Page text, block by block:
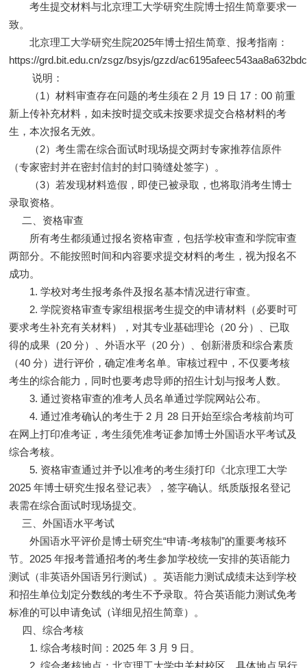
考生提交材料与北京理工大学研究生院博士招生简章要求一
致。
北京理工大学研究生院2025年博士招生简章、报考指南：
https://grd.bit.edu.cn/zsgz/bsyjs/gzzd/
说明：
（1）材料审查存在问题的考生须在 2 月 19 日 17：00 前重
新上传补充材料，如未按时提交或未按要求提交合格材料的考
生，本次报名无效。
（2）考生需在综合面试时现场提交两封专家推荐信原件
（专家密封并在密封信封的封口骑缝处签字）。
（3）若发现材料造假，即使已被录取，也将取消考生博士
录取资格。
二、资格审查
所有考生都须通过报名资格审查，包括学校审查和学院审查
两部分。不能按照时间和内容要求提交材料的考生，视为报名不
成功。
1. 学校对考生报考条件及报名基本情况进行审查。
2. 学院资格审查专家组根据考生提交的申请材料（必要时可
要求考生补充有关材料），对其专业基础理论（20 分）、已取
得的成果（20 分）、外语水平（20 分）、创新潜质和综合素质
（40 分）进行评价，确定准考名单。审核过程中，不仅要考核
考生的综合能力，同时也要考虑导师的招生计划与报考人数。
3. 通过资格审查的准考人员名单通过学院网站公布。
4. 通过准考确认的考生于 2 月 28 日开始至综合考核前均可
在网上打印准考证，考生须凭准考证参加博士外国语水平考试及
综合考核。
5. 资格审查通过并予以准考的考生须打印《北京理工大学
2025 年博士研究生报名登记表》，签字确认。纸质版报名登记
表需在综合面试时现场提交。
三、外国语水平考试
外国语水平评价是博士研究生“申请-考核制”的重要考核环
节。2025 年报考普通招考的考生参加学校统一安排的英语能力
测试（非英语外国语另行测试）。英语能力测试成绩未达到学校
和招生单位划定分数线的考生不予录取。符合英语能力测试免考
标准的可以申请免试（详细见招生简章）。
四、综合考核
1. 综合考核时间：2025 年 3 月 9 日。